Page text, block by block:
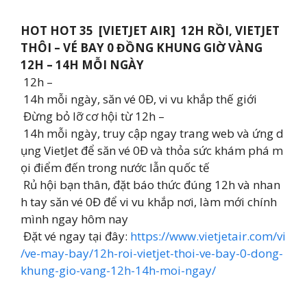
HOT HOT 35 [VIETJET AIR] ️ 12H RỒI, VIETJET
THÔI – VÉ BAY 0 ĐỒNG KHUNG GIỜ VÀNG
12H – 14H MỖI NGÀY
12h –
14h mỗi ngày, săn vé 0Đ, vi vu khắp thế giới ️
Đừng bỏ lỡ cơ hội từ 12h –
14h mỗi ngày, truy cập ngay trang web và ứng d
ụng VietJet để săn vé 0Đ và thỏa sức khám phá m
ọi điểm đến trong nước lẫn quốc tế
️ Rủ hội bạn thân, đặt báo thức đúng 12h và nhan
h tay săn vé 0Đ để vi vu khắp nơi, làm mới chính
mình ngay hôm nay
Đặt vé ngay tại đây: https://www.vietjetair.com/vi
/ve-may-bay/12h-roi-vietjet-thoi-ve-bay-0-dong-
khung-gio-vang-12h-14h-moi-ngay/